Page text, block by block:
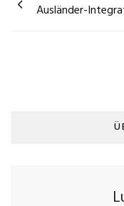
Ausländer-